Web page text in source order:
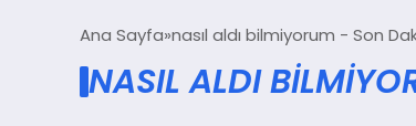
Ana Sayfa nasıl aldı bilmiyorum - Son
NASIL ALDI